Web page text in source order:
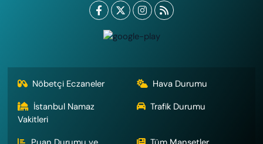
Nöbetçi Eczaneler
Hava Durumu
İstanbul Namaz
Vakitleri
Trafik Durumu